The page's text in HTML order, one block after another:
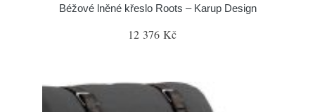
Béžové lněné křeslo Roots – Karup Design
12 376 Kč